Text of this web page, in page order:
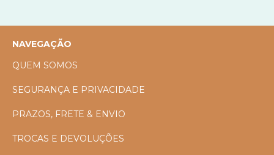
NAVEGAÇÃO
QUEM SOMOS
SEGURANÇA E PRIVACIDADE
PRAZOS, FRETE & ENVIO
TROCAS E DEVOLUÇÕES